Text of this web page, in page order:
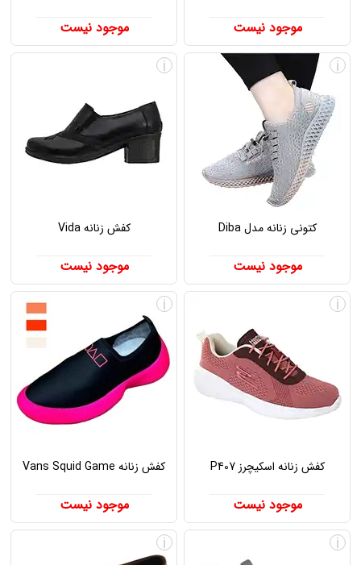
موجود نیست موجود نیست
کتونی زنانه مدل Diba
موجود نیست
i
کفش زنانه Vida
موجود نیست
i
کفش زنانه اسکیچرز P407
موجود نیست
i
کفش زنانه Vans Squid Game
موجود نیست
i
i
i